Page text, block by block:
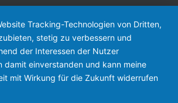
Tracking-Technologien von Dritten,
stetig zu verbessern und
der Interessen der Nutzer
damit einverstanden und kann meine
mit Wirkung für die Zukunft widerrufen